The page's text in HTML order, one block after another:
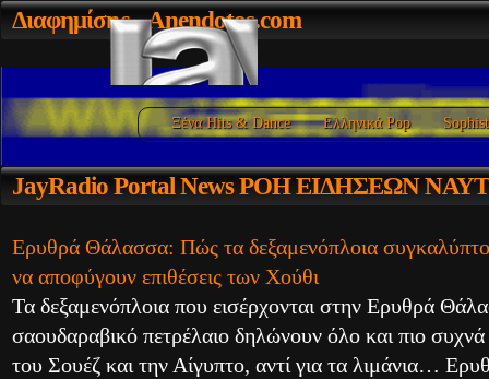
Ξένα Hits & Dance Ελληνικά Pop
Διαφημίσης- Anendotos.com
JayRadioPortal News ΡΟΗ ΕΙΔΗΣΕΩΝ
Ερυθρά Θάλασσα: Πώς τα δεξαμενόπλοια
να αποφύγουν επιθέσεις των Χούθι
Τα δεξαμενόπλοια που εισέρχονται στην Ερυθρά
σαουδαραβικό πετρέλαιο δηλώνουν όλο και πιο
του Σουέζ και την Αίγυπτο, αντί για τα λιμάνια…